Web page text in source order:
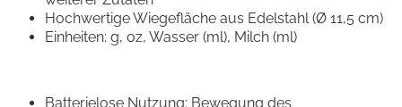
Hochwertige Wiegefläche aus Edelstahl (Ø 11,5 cm)
Einheiten: g, oz, Wasser (ml), Milch (ml)
Batterielose Nutzung: Bewegung des